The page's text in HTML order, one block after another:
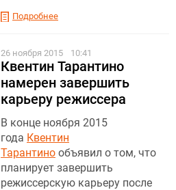
Подробнее
26 ноября 2015 10:41
Квентин Тарантино
намерен завершить
карьеру режиссера
В конце ноября 2015
года Квентин
Тарантино объявил о том, что
планирует завершить
режиссерскую карьеру после